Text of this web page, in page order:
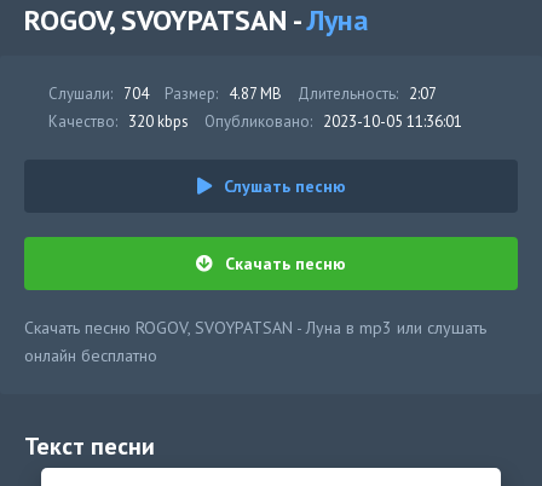
ROGOV, SVOYPATSAN -Луна
Слушали: 704 Размер: 4.87 MB Длительность: 2:07
Качество: 320 kbps Опубликовано: 2023-10-05 11:36:01
Слушать песню
Скачать песню
Скачать песню ROGOV, SVOYPATSAN - Луна в mp3 или слушать
онлайн бесплатно
Текст песни